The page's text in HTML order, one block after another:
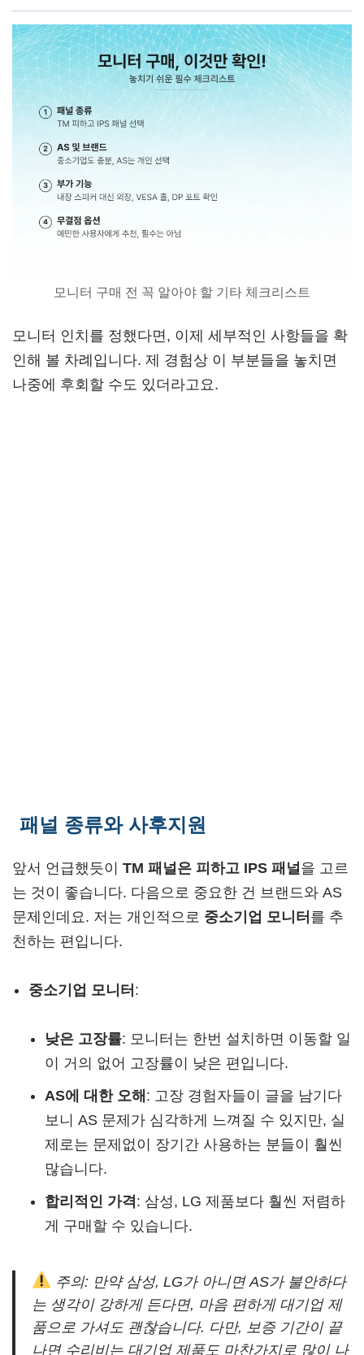
모니터 구매 전 꼭 알아야 할 기타 체크리스트
모니터 인치를 정했다면, 이제 세부적인 사항들을 확
인해 볼 차례입니다. 제 경험상 이 부분들을 놓치면
나중에 후회할 수도 있더라고요.
패널 종류와 사후지원
앞서 언급했듯이 TM 패널은 피하고 IPS 패널 을 고르
는 것이 좋습니다. 다음으로 중요한 건 브랜드와 AS
문제인데요. 저는 개인적으로 중소기업 모니터 를 추
천하는 편입니다.
중소기업 모니터 :
낮은 고장률: 모니터는 한번 설치하면 이동할 일
이 거의 없어 고장률이 낮은 편입니다.
AS에 대한 오해 : 고장 경험자들이 글을 남기다
보니 AS 문제가 심각하게 느껴질 수 있지만, 실
제로는 문제없이 장기간 사용하는 분들이 훨씬
많습니다.
합리적인 가격 : 삼성, LG 제품보다 훨씬 저렴하
게 구매할 수 있습니다.
주의: 만약 삼성, LG가 아니면 AS가 불안하다
는 생각이 강하게 든다면, 마음 편하게 대기업 제
품으로 가셔도 괜찮습니다. 다만, 보증 기간이 끝
나면 수리비는 대기업 제품도 마찬가지로 많이 나